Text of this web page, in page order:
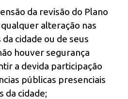
da revisão do Plano
alteração nas
cidade ou de seus
houver segurança
a devida participação
públicas presenciais
da cidade;